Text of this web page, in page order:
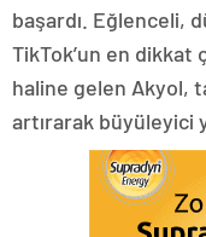
başardı. Eğlenceli,
TikTok’un en
haline gelen Akyol,
artırarak büyüleyici